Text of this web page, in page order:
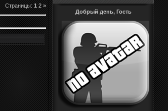
Страницы:1 2 »
Добрый день, Гость